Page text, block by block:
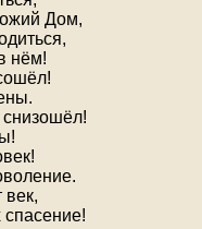
Дом,
нём!
век,
спасение!